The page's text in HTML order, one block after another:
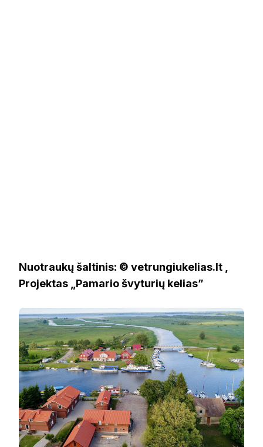
Nuotraukų šaltinis: © vetrungiukelias.lt ,
Projektas „Pamario švyturių kelias”